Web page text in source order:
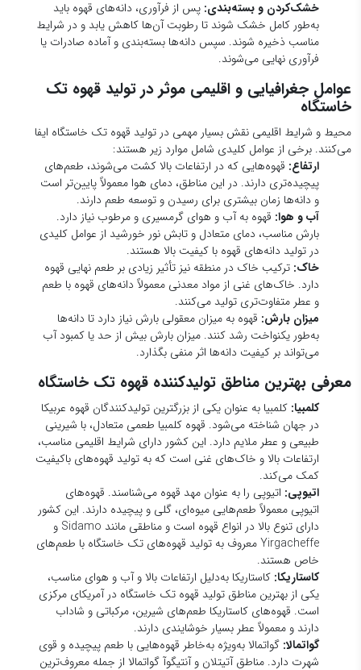
خاستگاه
محیط و شرایط اقلیمی نقش بسیار مهمی در تولید قهوه تک خاستگاه ایفا
می‌کنند. برخی از عوامل کلیدی شامل موارد زیر هستند:
ارتفاع: قهوه‌هایی که در ارتفاعات بالا کشت می‌شوند، طعم‌های
پیچیده‌تری دارند. در این مناطق، دمای هوا معمولاً پایین‌تر است
و دانه‌ها زمان بیشتری برای رسیدن و توسعه طعم دارند.
آب و هوا:قهوه به آب و هوای گرمسیری و مرطوب نیاز دارد.
بارش مناسب، دمای متعادل و تابش نور خورشید از عوامل کلیدی
در تولید دانه‌های قهوه با کیفیت بالا هستند.
خاک:ترکیب خاک در منطقه نیز تأثیر زیادی بر طعم نهایی قهوه
دارد. خاک‌های غنی از مواد معدنی معمولاً دانه‌های قهوه با طعم
و عطر متفاوت‌تری تولید می‌کنند.
میزان بارش:قهوه به میزان معقولی بارش نیاز دارد تا دانه‌ها
به‌طور یکنواخت رشد کنند. میزان بارش بیش از حد یا کمبود آب
می‌تواند بر کیفیت دانه‌ها اثر منفی بگذارد.
معرفی بهترین مناطق تولیدکننده قهوه تک خاستگاه
کلمبیا: کلمبیا به عنوان یکی از بزرگترین تولیدکنندگان قهوه عربیکا
در جهان شناخته می‌شود. قهوه کلمبیا طعمی متعادل، با شیرینی
طبیعی و عطر ملایم دارد. این کشور دارای شرایط اقلیمی مناسب،
ارتفاعات بالا و خاک‌های غنی است که به تولید قهوه‌های باکیفیت
کمک می‌کند.
اتیوپی:اتیوپی را به عنوان مهد قهوه می‌شناسند. قهوه‌های
اتیوپی معمولاً طعم‌هایی میوه‌ای، گلی و پیچیده دارند. این کشور
دارای تنوع بالا در انواع قهوه است و مناطقی مانند Sidamo و
Yirgacheffe معروف به تولید قهوه‌های تک خاستگاه با طعم‌های
خاص هستند.
کاستاریکا:کاستاریکا به‌دلیل ارتفاعات بالا و آب و هوای مناسب،
یکی از بهترین مناطق تولید قهوه تک خاستگاه در آمریکای مرکزی
است. قهوه‌های کاستاریکا طعم‌های شیرین، مرکباتی و شاداب
دارند و معمولاً عطر بسیار خوشایندی دارند.
گواتمالا:گواتمالا به‌ویژه به‌خاطر قهوه‌هایی با طعم پیچیده و قوی
شهرت دارد. مناطق آتیتلان و آنتیگوآ گواتمالا از جمله معروف‌ترین
مناطق تولید قهوه‌های تک خاستگاه با طعم‌های شکلاتی و دودی
هستند.
جامائیکا:قهوه بلو مانتین جامائیکا یکی از گران‌ترین و بهترین
قهوه‌های تک خاستگاه دنیا است. این قهوه به‌خاطر طعم ملایم،
عطر فوق‌العاده و پیچیدگی بالای طعم‌هایش شناخته می‌شود.